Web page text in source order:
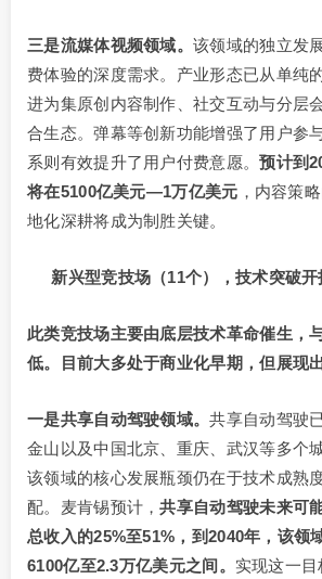
三是流媒体视频领域。该领域的独立发
费体验的深度需求。产业形态已从单纯
进为集原创内容制作、社交互动与分层
合生态。弹幕等创新功能增强了用户参
系则有效提升了用户付费意愿。预计到
将在5100亿美元—1万亿美元 ，内容策
地化深耕将成为制胜关键。
新兴型竞技场（11个），技术突破
此类竞技场主要由底层技术革命催生，
低。目前大多处于商业化早期，但展现
一是共享自动驾驶领域。共享自动驾驶
金山以及中国北京、重庆、武汉等多个
该领域的核心发展瓶颈仍在于技术成熟
配。麦肯锡预计，共享自动驾驶未来可
总收入的25%至51%，到2040年，该领
6100亿至2.3万亿美元之间。 实现这一